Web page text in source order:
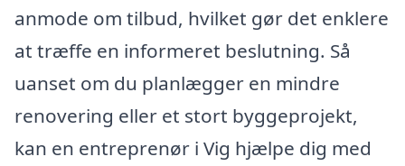
anmode om tilbud, hvilket gør det enklere
at træffe en informeret beslutning. Så
uanset om du planlægger en mindre
renovering eller et stort byggeprojekt,
kan en entreprenør i Vig hjælpe dig med